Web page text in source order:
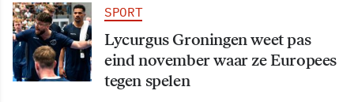
SPORT
Lycurgus Groningen weet pas
eind november waar ze Europees
tegen spelen